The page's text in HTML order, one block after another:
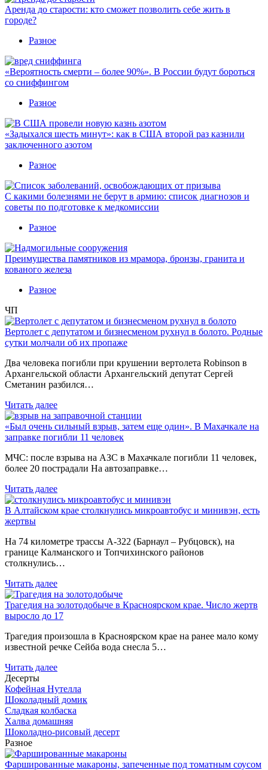
Аренда до старости: кто сможет позволить себе жить в
городе?
Разное
«Вероятность смерти – более 90%». В России будут бороться
со сниффингом
Разное
«Задыхался шесть минут»: как в США второй раз казнили
заключенного азотом
Разное
С какими болезнями не берут в армию: список диагнозов и
советы по подготовке к медкомиссии
Разное
Преимущества памятников из мрамора, бронзы, гранита и
кованого железа
Разное
ЧП
Вертолет с депутатом и бизнесменом рухнул в болото. Родные
сутки молчали об их пропаже
Два человека погибли при крушении вертолета Robinson в
Архангельской области Архангельский депутат Сергей
Сметанин разбился…
Читать далее
«Был очень сильный взрыв, затем еще один». В Махачкале на
заправке погибли 11 человек
МЧС: после взрыва на АЗС в Махачкале погибли 11 человек,
более 20 пострадали На автозаправке…
Читать далее
В Алтайском крае столкнулись микроавтобус и минивэн, есть
жертвы
На 74 километре трассы А-322 (Барнаул – Рубцовск), на
границе Калманского и Топчихинского районов
столкнулись…
Читать далее
Трагедия на золотодобыче в Красноярском крае. Число жертв
выросло до 17
Трагедия произошла в Красноярском крае на ранее мало кому
известной речке Сейба вода снесла 5…
Читать далее
Десерты
Кофейная Нутелла
Шоколадный домик
Сладкая колбаска
Халва домашняя
Шоколадно-рисовый десерт
Разное
Фаршированные макароны, запеченные под томатным соусом